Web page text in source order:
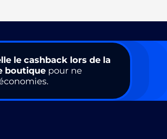
le cashback lors de la
boutique pour ne